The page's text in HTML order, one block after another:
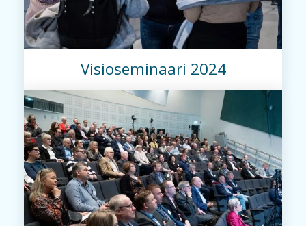
Visioseminaari 2024